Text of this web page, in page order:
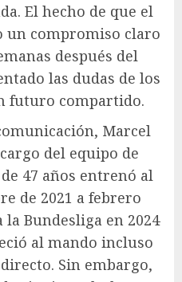
El hecho de que el
un compromiso claro
después del
las dudas de los
futuro compartido.
Marcel
del equipo de
47 años entrenó al
de 2021 a febrero
la Bundesliga en 2024
al mando incluso
Sin embargo,